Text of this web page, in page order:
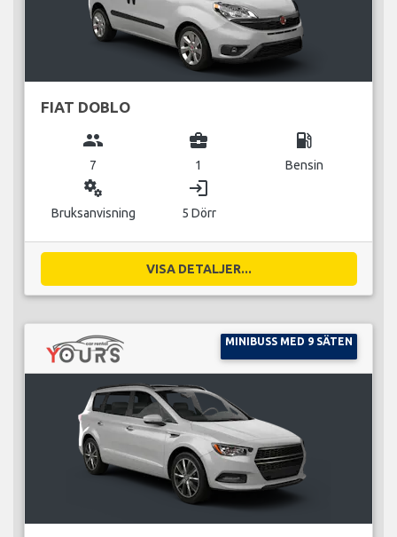
FIAT DOBLO
group
7
business_center
1
local_gas_station
Bensin
miscellaneous_services
Bruksanvisning
login
5 Dörr
VISA DETALJER...
MINIBUSS MED 9 SÄTEN